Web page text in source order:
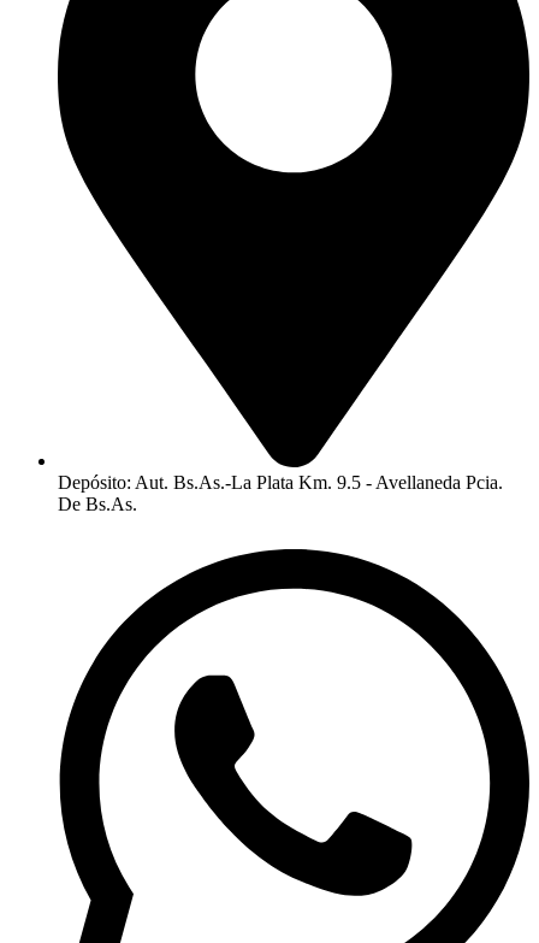
Depósito: Aut. Bs.As.-La Plata Km. 9.5 - Avellaneda Pcia.
De Bs.As.